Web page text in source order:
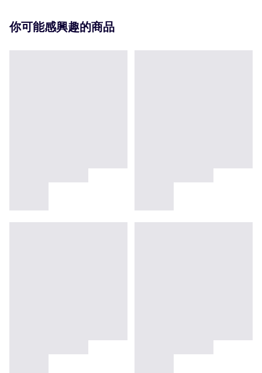
你可能感興趣的商品